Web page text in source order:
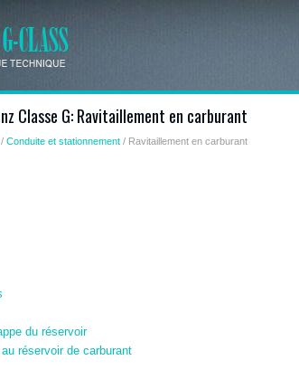
Classe G: Ravitaillement en carburant
/ Conduite et stationnement/ Ravitaillement en carburant
du réservoir
réservoir de carburant